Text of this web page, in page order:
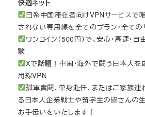
快適ネット
日系中国滞在者向けVPNサービスで
されない専用線を全てのプラン・全て
ワンコイン（500円）で、安心・高速・
験
Xで話題！中国・海外で闘う日本人を
用線VPN
孤軍奮闘、単身赴任、またはご家族
る日本人企業戦士や留学生の皆さんの
お手伝いをいたします！